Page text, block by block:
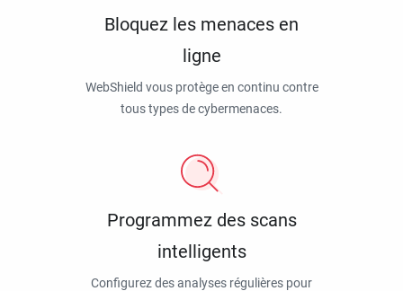
Bloquez les menaces en
ligne
WebShield vous protège en continu contre
tous types de cybermenaces.
Programmez des scans
intelligents
Configurez des analyses régulières pour